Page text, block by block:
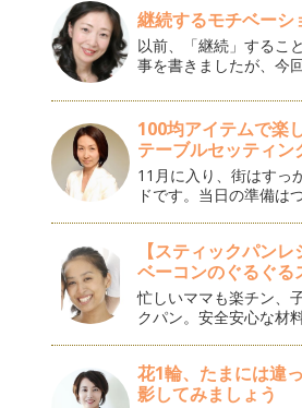
継続するモチベーシ
以前、「継続」するこ
事を書きましたが、今
100均アイテムで楽
テーブルセッティン
11月に入り、街はすっ
ドです。当日の準備は
【スティックパン
ベーコンのぐるぐる
忙しいママも楽チン、
クパン。安全安心な材
花1輪、たまには違
影してみましょう